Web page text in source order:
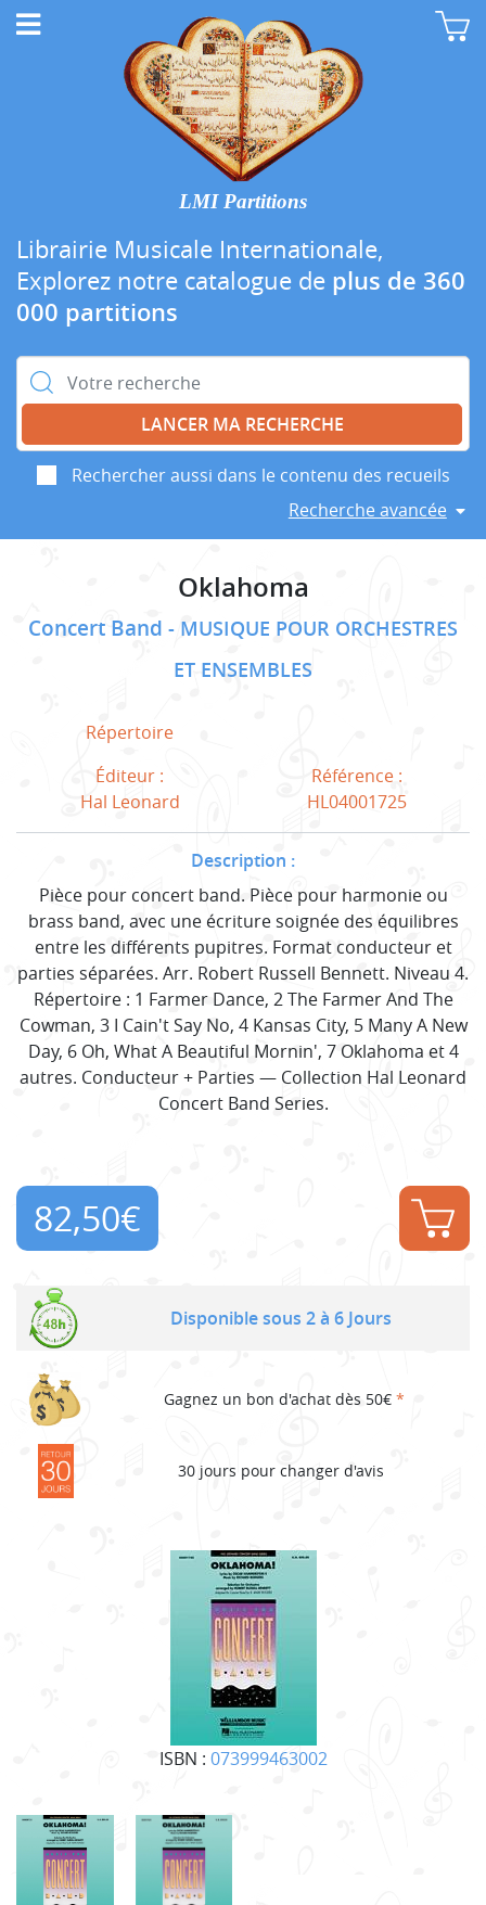
LMI Partitions
Librairie Musicale Internationale,
Explorez notre catalogue de plus de 360
000 partitions
Rechercher :
Rechercher aussi dans le contenu des recueils
Recherche avancée
ISBN : 073999463002
Oklahoma
Concert Band
MUSIQUE POUR ORCHESTRES
ET ENSEMBLES
Répertoire
Éditeur :
Hal Leonard
Référence :
HL04001725
Description :
Pièce pour concert band. Pièce pour harmonie ou
brass band, avec une écriture soignée des équilibres
entre les différents pupitres. Format conducteur et
parties séparées. Arr. Robert Russell Bennett. Niveau 4.
Répertoire : 1 Farmer Dance, 2 The Farmer And The
Cowman, 3 I Cain't Say No, 4 Kansas City, 5 Many A New
Day, 6 Oh, What A Beautiful Mornin', 7 Oklahoma et 4
autres. Conducteur + Parties — Collection Hal Leonard
Concert Band Series.
82,50€
Disponible sous 2 à 6 Jours
Gagnez un bon d'achat dès 50€ *
30 jours pour changer d'avis